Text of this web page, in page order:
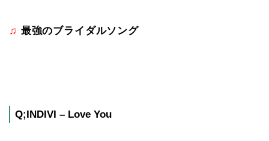
♫ 最強のブライダルソング
Q;INDIVI – Love You